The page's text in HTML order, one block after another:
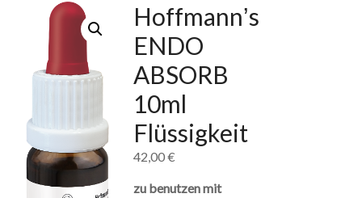
Hoffmannʼs
ENDO
ABSORB
10ml
Flüssigkeit
42,00€
zu benutzen mit